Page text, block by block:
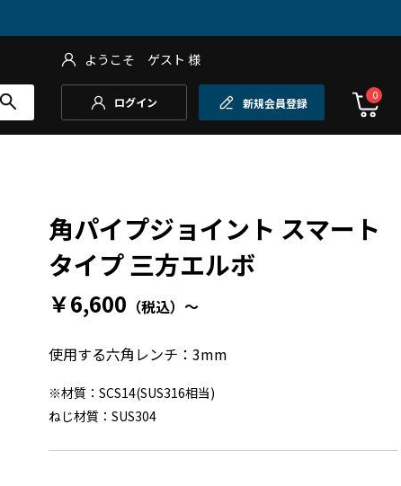
ようこそ ゲスト 様
ログイン 新規会員登録
0
角パイプジョイント スマート
タイプ 三方エルボ
￥6,600 （税込） ～
使用する六角レンチ：3mm
※材質：SCS14(SUS316相当)
ねじ材質：SUS304